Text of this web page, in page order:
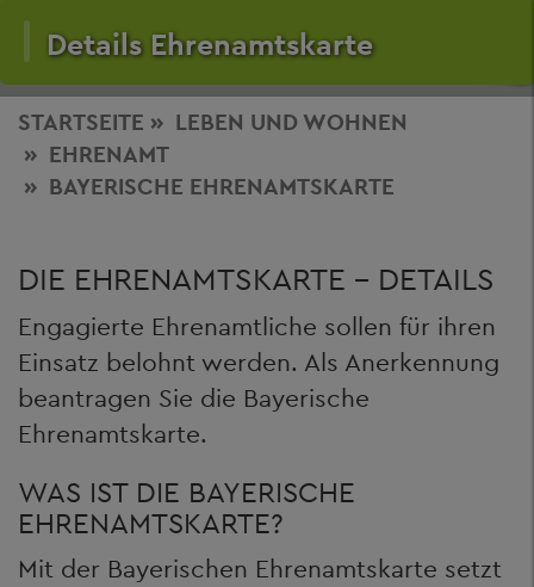
Details Ehrenamtskarte
STARTSEITE LEBEN UND WOHNEN
EHRENAMT
BAYERISCHE EHRENAMTSKARTE
DIE EHRENAMTSKARTE - DETAILS
Engagierte Ehrenamtliche sollen für ihren
Einsatz belohnt werden. Als Anerkennung
beantragen Sie die Bayerische
Ehrenamtskarte.
WAS IST DIE BAYERISCHE
EHRENAMTSKARTE?
Mit der Bayerischen Ehrenamtskarte setzt